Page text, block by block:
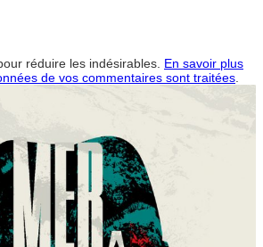
réduire les indésirables. En savoir plus
de vos commentaires sont traitées